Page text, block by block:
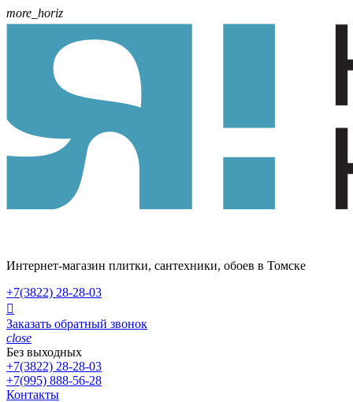
more_horiz
Интернет-магазин плитки, сантехники, обоев в Томске
+7(3822) 28-28-03

Заказать обратный звонок
close
Без выходных
+7(3822) 28-28-03
+7(995) 888-56-28
Контакты